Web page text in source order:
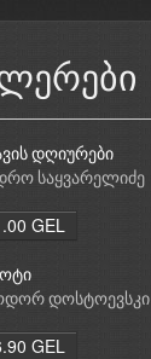
დღიურები
საყვარელიძე
GEL
დოსტოევსკი
GEL